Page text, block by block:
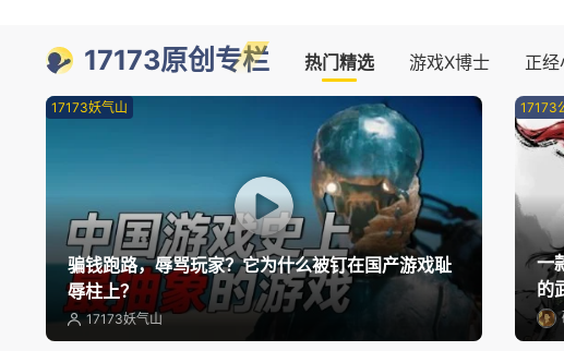
17173原创专栏 热门精选 游戏X博士 正经
17173妖气山
骗钱跑路，辱骂玩家？它为什么被钉在国产游戏耻
辱柱上？
17173妖气山
17173
一
的